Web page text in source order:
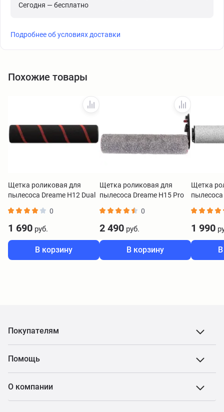
Сегодня — бесплатно
Подробнее об условиях доставки
Похожие товары
Щетка роликовая для
пылесоса Dreame H12 Dual
0
1 690 руб.
В корзину
Щетка роликовая для
пылесоса Dreame H15 Pro
0
2 490 руб.
В корзину
Щетка
пылесоса
1 990
Покупателям
Помощь
О компании